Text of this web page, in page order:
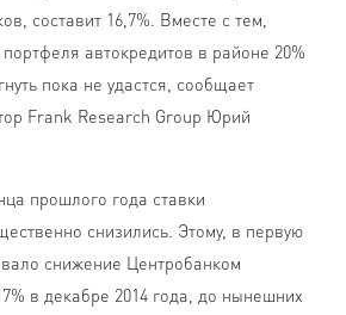
составит 16,7%. Вместе с тем,
автокредитов в районе 20%
пока не удастся, сообщает
Frank Research Group Юрий
прошлого года ставки
снизились. Этому, в первую
снижение Центробанком
в декабре 2014 года, до нынешних